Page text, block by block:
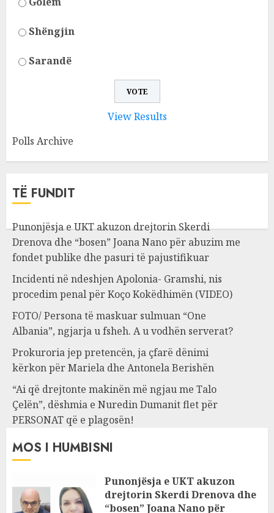
Shëngjin
Sarandë
View Results
Polls Archive
TË FUNDIT
Punonjësja e UKT akuzon drejtorin Skerdi
Drenova dhe “bosen” Joana Nano për abuzim me
fondet publike dhe pasuri të pajustifikuar
Incidenti në ndeshjen Apolonia- Gramshi, nis
procedim penal për Koço Kokëdhimën (VIDEO)
FOTO/ Persona të maskuar sulmuan “One
Albania”, ngjarja u fsheh. A u vodhën serverat?
Prokuroria jep pretencën, ja çfarë dënimi
kërkon për Mariela dhe Antonela Berishën
“Ai që drejtonte makinën më ngjau me Talo
Çelën”, dëshmia e Nuredin Dumanit flet për
PERSONAT që e plagosën!
MOS I HUMBISNI
Punonjësja e UKT akuzon
drejtorin Skerdi Drenova dhe
“bosen” Joana Nano për